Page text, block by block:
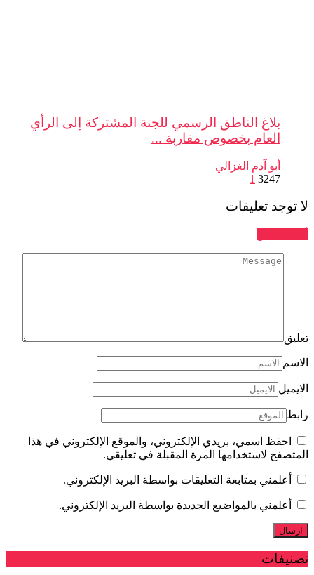
بلاغ الناطق الرسمي للجنة المشتركة إلى الرأي
العام بخصوص مقاربة ...
أبو آدم الغزالي
3247
1
لا توجد تعليقات
تعليق
الاسم
الايميل
رابط
احفظ اسمي، بريدي الإلكتروني، والموقع الإلكتروني في هذا
المتصفح لاستخدامها المرة المقبلة في تعليقي.
أعلمني بمتابعة التعليقات بواسطة البريد الإلكتروني.
أعلمني بالمواضيع الجديدة بواسطة البريد الإلكتروني.
تصنيفات